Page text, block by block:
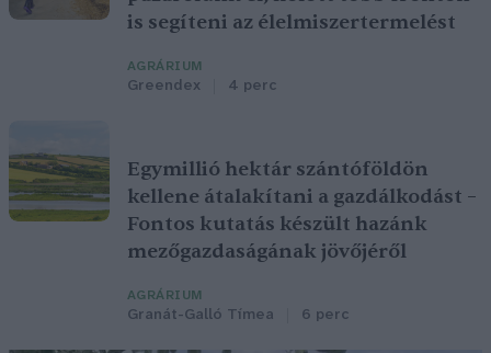
is segíteni az élelmiszertermelést
AGRÁRIUM
Greendex 4 perc
Egymillió hektár szántóföldön
kellene átalakítani a gazdálkodást –
Fontos kutatás készült hazánk
mezőgazdaságának jövőjéről
AGRÁRIUM
Granát-Galló Tímea 6 perc